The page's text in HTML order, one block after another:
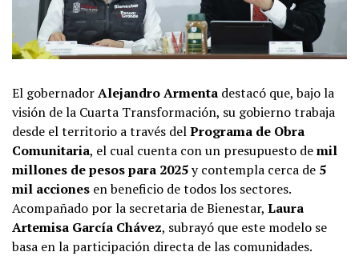
El gobernadorAlejandro Armenta destacó que, bajo la
visión de la Cuarta Transformación, su gobierno trabaja
desde el territorio a través delPrograma de Obra
Comunitaria, el cual cuenta con un presupuesto demil
millones de pesos para 2025y contempla cerca de 5
mil acciones en beneficio de todos los sectores.
Acompañado por la secretaria de Bienestar, Laura
Artemisa García Chávez, subrayó que este modelo se
basa en la participación directa de las comunidades.